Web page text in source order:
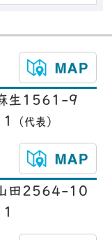
生1561-9
（代表）
田2564-10